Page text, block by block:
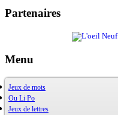
Partenaires
Menu
Jeux de mots
OuXPo
Contrepets
Ou Li Po
OuLiPo
Jeux de lettres